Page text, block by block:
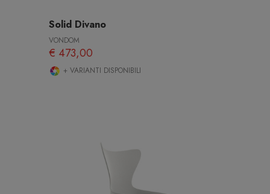
Solid Divano
VONDOM
€ 473,00
+ VARIANTI DISPONIBILI